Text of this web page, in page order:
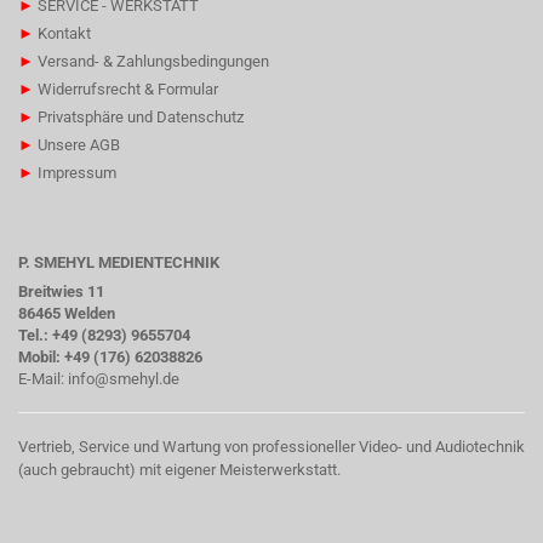
► SERVICE - WERKSTATT
► Kontakt
► Versand- & Zahlungsbedingungen
► Widerrufsrecht & Formular
► Privatsphäre und Datenschutz
► Unsere AGB
► Impressum
P. SMEHYL MEDIENTECHNIK
Breitwies 11
86465 Welden
Tel.: +49 (8293) 9655704
Mobil: +49 (176) 62038826
E-Mail: info@smehyl.de
Vertrieb, Service und Wartung von professioneller Video- und Audiotechnik
(auch gebraucht) mit eigener Meisterwerkstatt.